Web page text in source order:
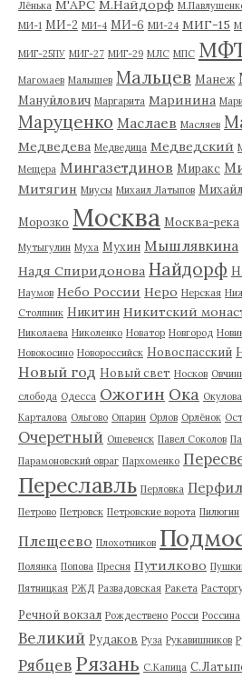
Лёнька М'АРС М.Найдорф
МИ-1 МИ-2 МИ-4 МИ-6 МИ-24 МИГ-15
МИГ-25ПУ МИГ-27 МИГ-29 МЛС МПС
Магомаев Малышев Мальцев Манеж
Мануйлович Маргарита Маринина
Маруценко Маслаев Масляев
Медведева Медведица Медведский
Мещера Мингазетдинов Миракс
Митягин Миусы Михаил Латыпов
Морозко Москва Москва-река
Мутыгулин Муха Мухин Мышлявкина
Надя Спиридонова Найдорф
Наумов Небо России Неро Нерская
Столпник Никитин Никитский
Николаева Николенко Новатор Новгород
Новокосино Новороссийск Новоспасский
Новый год Новый свет Носков
слобода Одесса Ожогин Ока Окулова
Карталова Ольгово Опарин Орлов Орлёнок
Очеретный Ошевенск Павел Соколов
Парамоновский овраг Пархоменко
Переславль Перловка
Петрово Петровск Петровские ворота Пилюгин
Плещеево Плохотников
Полянка Попова Пресня Путилково
Пятницкая РЖД Развадовская Ракета
Речной вокзал Рождествено Росси Россина
Великий Рудаков Руза Рукавишников
Рябцев Рязань С.Капица